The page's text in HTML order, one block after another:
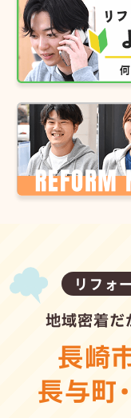
リフォ
地域密着
長崎
長与町